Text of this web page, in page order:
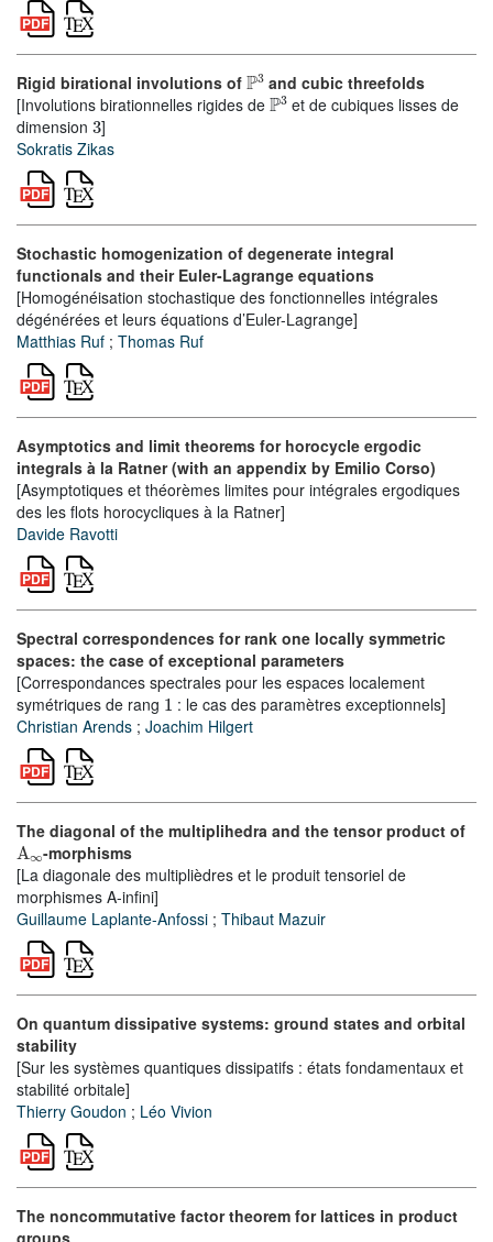
Rigid birational involutions of ℙ3and cubic threefolds
[Involutions birationnelles rigides de ℙ3et de cubiques lisses de
dimension 3]
Sokratis Zikas
Stochastic homogenization of degenerate integral
functionals and their Euler-Lagrange equations
[Homogénéisation stochastique des fonctionnelles intégrales
dégénérées et leurs équations d’Euler-Lagrange]
Matthias Ruf ; Thomas Ruf
Asymptotics and limit theorems for horocycle ergodic
integrals à la Ratner (with an appendix by Emilio Corso)
[Asymptotiques et théorèmes limites pour intégrales ergodiques
des les flots horocycliques à la Ratner]
Davide Ravotti
Spectral correspondences for rank one locally symmetric
spaces: the case of exceptional parameters
[Correspondances spectrales pour les espaces localement
symétriques de rang 1 : le cas des paramètres exceptionnels]
Christian Arends ; Joachim Hilgert
The diagonal of the multiplihedra and the tensor product of
A∞-morphisms
[La diagonale des multiplièdres et le produit tensoriel de
morphismes A-infini]
Guillaume Laplante-Anfossi ; Thibaut Mazuir
On quantum dissipative systems: ground states and orbital
stability
[Sur les systèmes quantiques dissipatifs : états fondamentaux et
stabilité orbitale]
Thierry Goudon ; Léo Vivion
The noncommutative factor theorem for lattices in product
groups